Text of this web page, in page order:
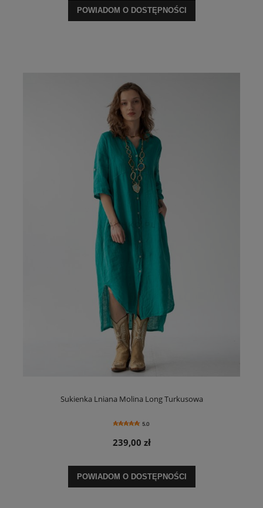
POWIADOM O DOSTĘPNOŚCI
Sukienka Lniana Molina Long Turkusowa
5.0
239,00 zł
POWIADOM O DOSTĘPNOŚCI